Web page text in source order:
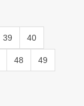
39 40
48 49